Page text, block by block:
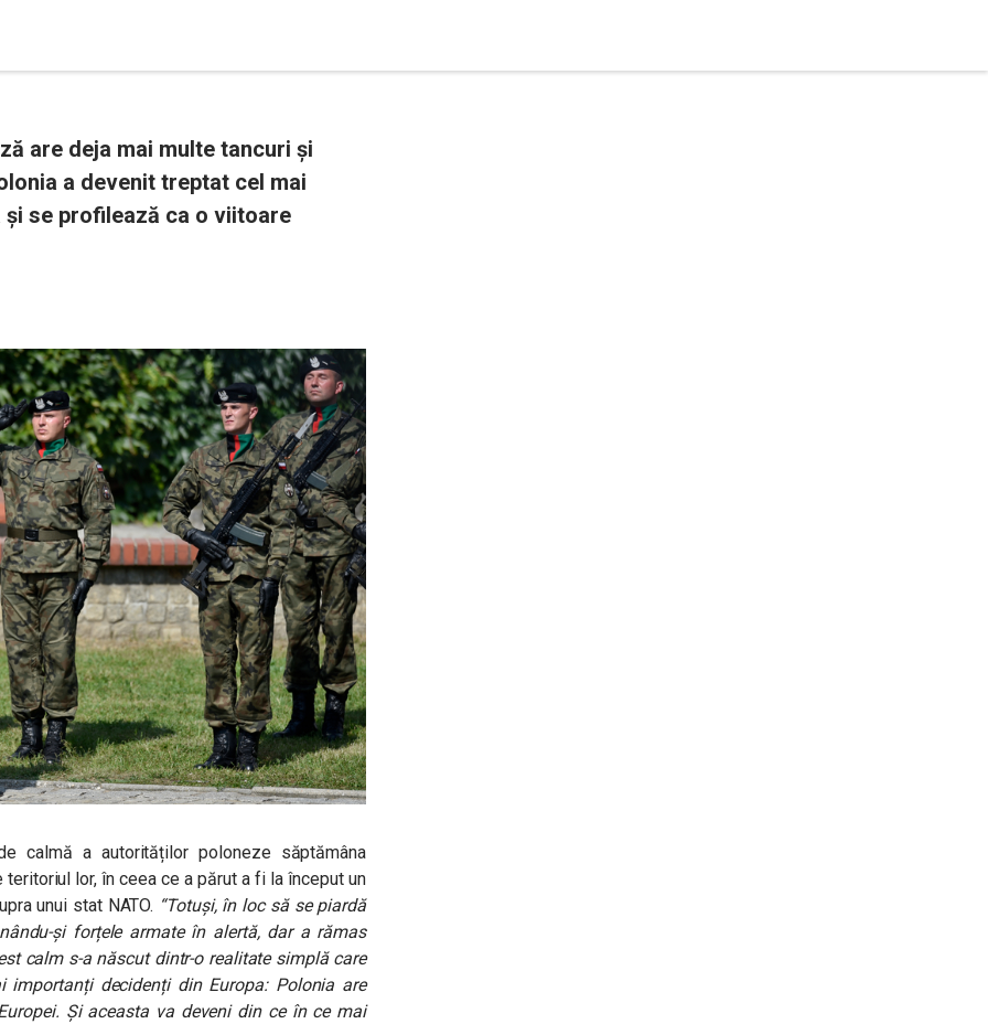
are deja mai multe tancuri și
a devenit treptat cel mai
și se profilează ca o viitoare
calmă a autorităților poloneze săptămâna
lor, în ceea ce a părut a fi la început un
unui stat NATO. “Totuși, în loc să se piardă
și forțele armate în alertă, dar a rămas
calm s-a născut dintr-o realitate simplă care
decidenți din Europa: Polonia are
Și aceasta va deveni din ce în ce mai